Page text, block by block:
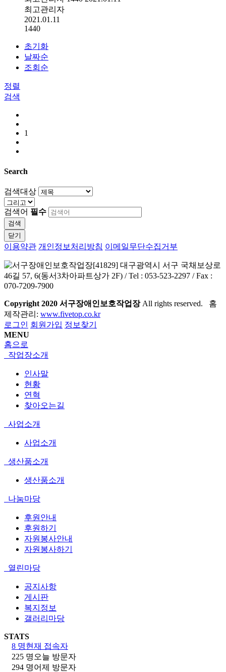
최고관리자
2021.01.11
1440
초기화
날짜순
조회순
정렬
검색
1
Search
검색대상
검색어 필수
검색
닫기
이용약관 개인정보처리방침 이메일무단수집거부
[41829] 대구광역시 서구 국채보상로
46길 57, 6(동서3차아파트상가 2F) / Tel : 053-523-2297 / Fax :
070-7209-7900
Copyright 2020 서구장애인보호작업장 All rights reserved. 홈
제작관리: www.fivetop.co.kr
로그인 회원가입 정보찾기
MENU
홈으로
작업장소개
인사말
현황
연혁
찾아오는길
사업소개
사업소개
생산품소개
생산품소개
나눔마당
후원안내
후원하기
자원봉사안내
자원봉사하기
열린마당
공지사항
게시판
복지정보
갤러리마당
STATS
8 명현재 접속자
225 명 오늘 방문자
294 명어제 방문자